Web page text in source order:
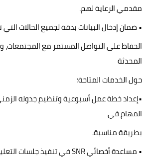
مقدمي الرعاية لهم.
• ضمان إدخال البيانات بدقة لجميع الحالات
الحفاظ على التواصل المستمر مع المجتمعات،
المحدثة
حول الخدمات المتاحة؛
•إعداد خطة عمل أسبوعية وتنظيم جدوله
المهام في
بطريقة مناسبة.
• مساعدة أخصائي SNR في تنفيذ جلسات التعليم الخاص للأطفال